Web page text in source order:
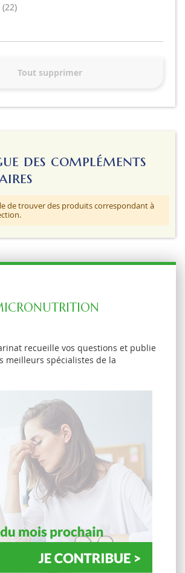
des compléments
de trouver des produits correspondant à
22
Tout supprimer
recueille vos questions et publie
meilleurs spécialistes de la